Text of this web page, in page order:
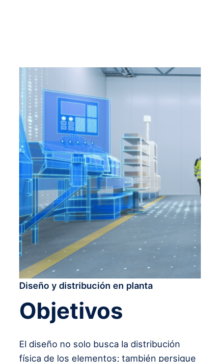
Diseño y distribución en planta
Objetivos
El diseño no solo busca la distribución
física de los elementos; también persigue